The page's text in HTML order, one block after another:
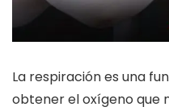
La respiración es una
obtener el oxígeno que